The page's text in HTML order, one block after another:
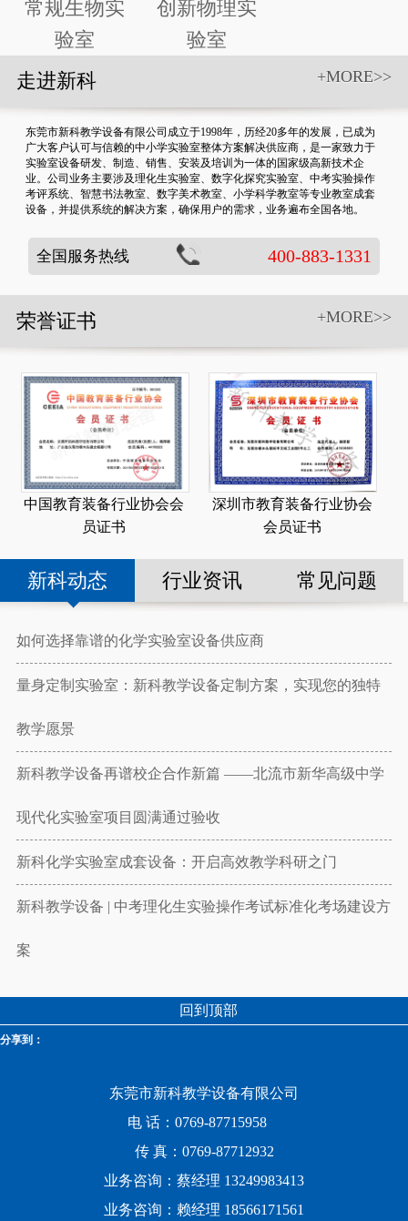
常规生物实
验室
创新物理实
验室
+MORE>>
走进新科
东莞市新科教学设备有限公司成立于1998年，历经20多年的发展，已成为
广大客户认可与信赖的中小学实验室整体方案解决供应商，是一家致力于
实验室设备研发、制造、销售、安装及培训为一体的国家级高新技术企
业。公司业务主要涉及理化生实验室、数字化探究实验室、中考实验操作
考评系统、智慧书法教室、数字美术教室、小学科学教室等专业教室成套
设备，并提供系统的解决方案，确保用户的需求，业务遍布全国各地。
全国服务热线 400-883-1331
+MORE>>
荣誉证书
中国教育装备行业协会会
员证书
深圳市教育装备行业协会
会员证书
新科动态 行业资讯 常见问题
如何选择靠谱的化学实验室设备供应商
量身定制实验室：新科教学设备定制方案，实现您的独特
教学愿景
新科教学设备再谱校企合作新篇 ——北流市新华高级中学
现代化实验室项目圆满通过验收
新科化学实验室成套设备：开启高效教学科研之门
新科教学设备 | 中考理化生实验操作考试标准化考场建设方
案
回到顶部
分享到：
东莞市新科教学设备有限公司
电 话：0769-87715958
传 真：0769-87712932
业务咨询：蔡经理 13249983413
业务咨询：赖经理 18566171561